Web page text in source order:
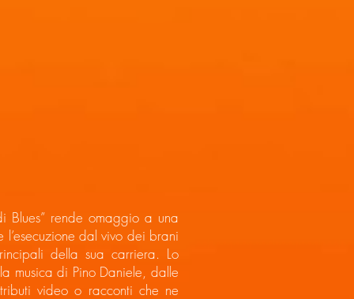
Blues” rende omaggio a una
dal vivo dei brani
della sua carriera. Lo
musica di Pino Daniele, dalle
video o racconti che ne